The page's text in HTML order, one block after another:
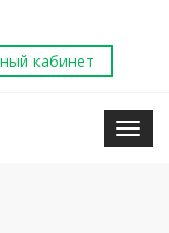
кабинет